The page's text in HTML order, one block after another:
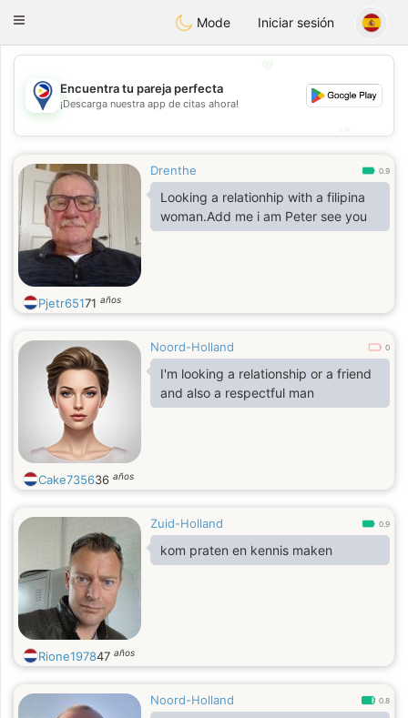
Philippines Chat
Toggle
Mode Iniciar sesión
💖
💕
Encuentra tu pareja perfecta
¡Descarga nuestra app de citas ahora!
Drenthe 0.9
Looking a relationhip with a filipina
woman.Add me i am Peter see you
Pjetr65171 años
Noord-Holland 0
I'm looking a relationship or a friend
and also a respectful man
Cake735636 años
Zuid-Holland 0.9
kom praten en kennis maken
Rione197847 años
Noord-Holland 0.8